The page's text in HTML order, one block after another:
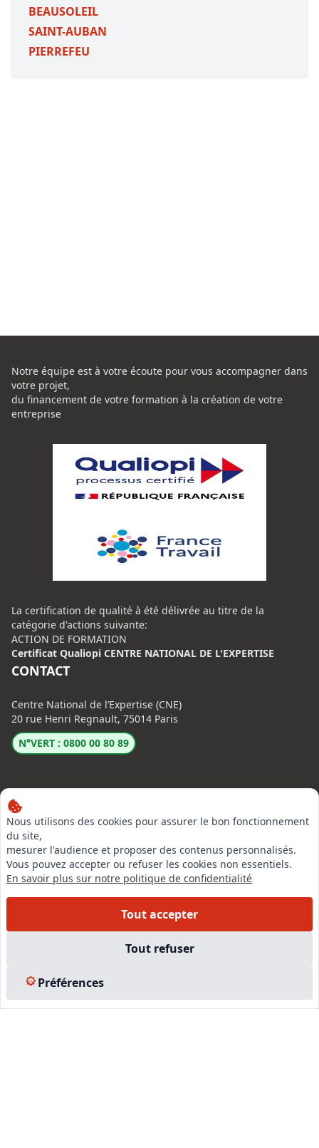
BEAUSOLEIL
SAINT-AUBAN
PIERREFEU
Nous utilisons des cookies pour assurer le bon fonctionnement
du site,
mesurer l'audience et proposer des contenus personnalisés.
Vous pouvez accepter ou refuser les cookies non essentiels.
En savoir plus sur notre politique de confidentialité
Tout accepter
Tout refuser
Préférences
Notre équipe est à votre écoute pour vous accompagner dans
votre projet,
du financement de votre formation à la création de votre
entreprise
La certification de qualité à été délivrée au titre de la
catégorie d'actions suivante:
ACTION DE FORMATION
Certificat Qualiopi CENTRE NATIONAL DE L'EXPERTISE
CONTACT
Centre National de l’Expertise (CNE)
20 rue Henri Regnault, 75014 Paris
N°VERT : 0800 00 80 89
LinkedIn
Instagram
EN SAVOIR PLUS
Formations
Nous rejoindre